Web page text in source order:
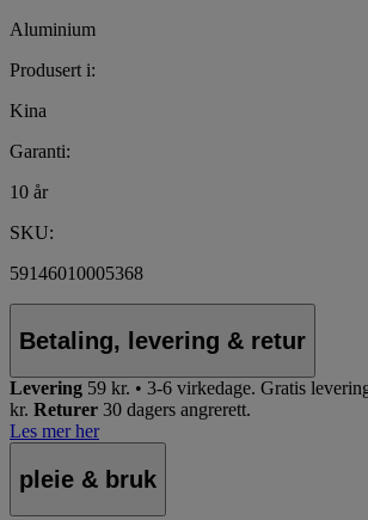
Aluminium
Produsert i:
Kina
Garanti:
10 år
SKU:
59146010005368
Betaling, levering & retur
Levering 59 kr. • 3-6 virkedage. Gratis
kr. Returer 30 dagers angrerett.
Les mer her
pleie & bruk